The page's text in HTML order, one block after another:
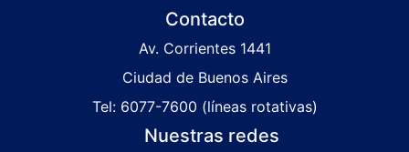
Contacto
Av. Corrientes 1441
Ciudad de Buenos Aires
Tel: 6077-7600 (líneas rotativas)
Nuestras redes